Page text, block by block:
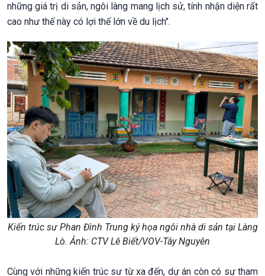
những giá trị di sản, ngôi làng mang lịch sử, tính nhận diện rất
cao như thế này có lợi thế lớn về du lịch".
Kiến trúc sư Phan Đình Trung ký họa ngôi nhà di sản tại Làng
Lò. Ảnh: CTV Lê Biết/VOV-Tây Nguyên
Cùng với những kiến trúc sư từ xa đến, dự án còn có sự tham